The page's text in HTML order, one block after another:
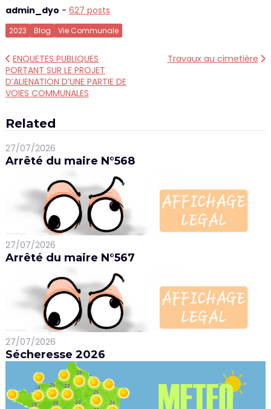
admin_dyo - 627 posts
2023 Blog Vie Communale
Navigation
de
l’article
ENQUETES PUBLIQUES
PORTANT SUR LE PROJET
D’ALIENATION D’UNE PARTIE DE
VOIES COMMUNALES
Travaux au cimetière
Related
27/07/2026
Arrêté du maire N°568
27/07/2026
Arrêté du maire N°567
27/07/2026
Sécheresse 2026